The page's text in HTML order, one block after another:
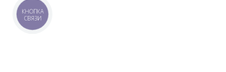
КНОПКА
СВЯЗИ